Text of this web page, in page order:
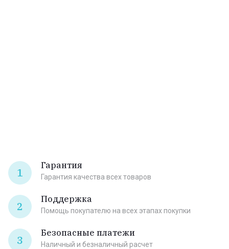
1
Гарантия
Гарантия качества всех товаров
2
Поддержка
Помощь покупателю на всех этапах покупки
3
Безопасные платежи
Наличный и безналичный расчет